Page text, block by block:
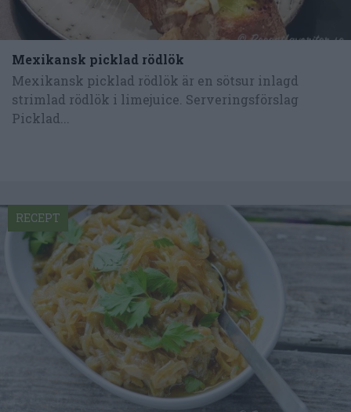
Mexikansk picklad rödlök
Mexikansk picklad rödlök är en sötsur inlagd
strimlad rödlök i limejuice. Serveringsförslag
Picklad...
RECEPT